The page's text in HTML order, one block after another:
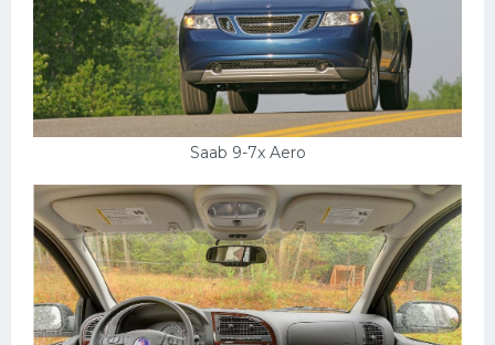
Saab 9-7x Aero